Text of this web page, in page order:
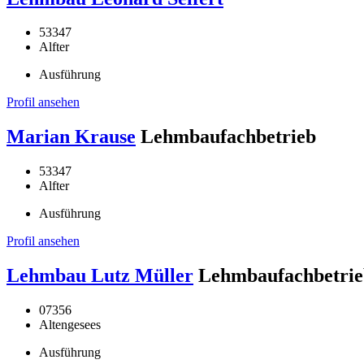
53347
Alfter
Ausführung
Profil ansehen
Marian Krause Lehmbaufachbetrieb
53347
Alfter
Ausführung
Profil ansehen
Lehmbau Lutz Müller
07356
Altengesees
Ausführung